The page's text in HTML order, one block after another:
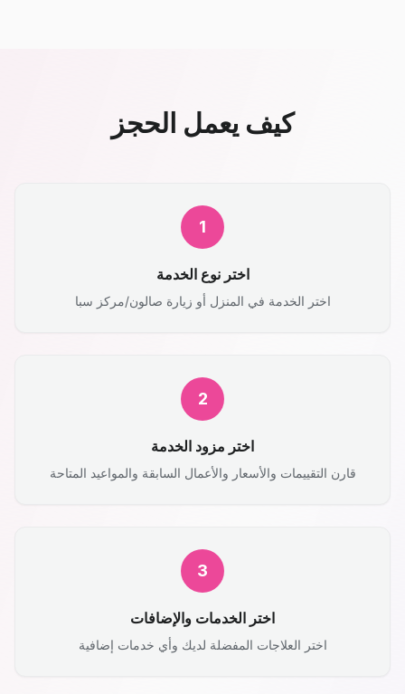
كيف يعمل الحجز
1
اختر نوع الخدمة
اختر الخدمة في المنزل أو زيارة صالون/مركز سبا
2
اختر مزود الخدمة
قارن التقييمات والأسعار والأعمال السابقة والمواعيد المتاحة
3
اختر الخدمات والإضافات
اختر العلاجات المفضلة لديك وأي خدمات إضافية